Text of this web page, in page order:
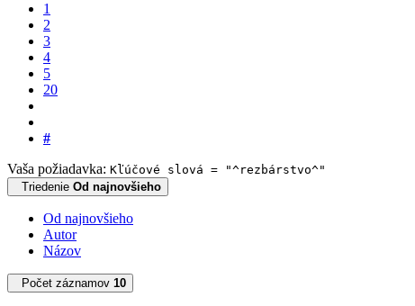
1
2
3
4
5
20
#
Vaša požiadavka: Kľúčové slová = "^rezbárstvo^"
Triedenie Od najnovšieho
Od najnovšieho
Autor
Názov
Počet záznamov 10